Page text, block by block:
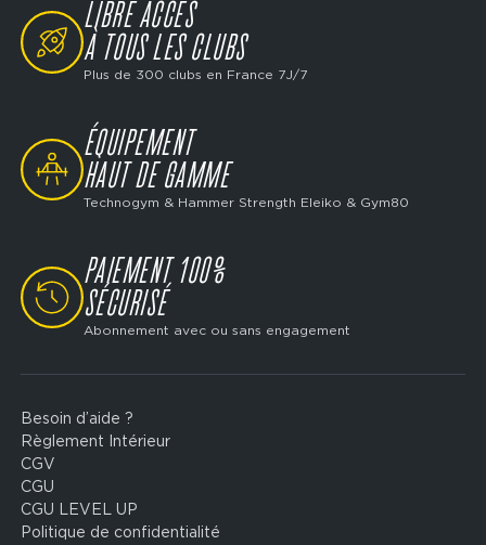
SVG
LIBRE ACCÈS
À TOUS LES CLUBS
Plus de 300 clubs en France 7J/7
SVG
ÉQUIPEMENT
HAUT DE GAMME
Technogym & Hammer Strength Eleiko & Gym80
SVG
PAIEMENT 100%
SÉCURISÉ
Abonnement avec ou sans engagement
Footer
legal
Besoin d’aide ?
Règlement Intérieur
CGV
CGU
CGU LEVEL UP
Politique de confidentialité